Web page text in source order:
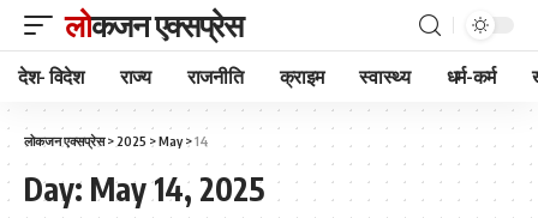
लोकजन एक्सप्रेस
देश- विदेश राज्य राजनीति क्राइम स्वास्थ्य धर्म-कर्म
लोकजन एक्सप्रेस> 2025 >May>14
Day: May 14, 2025